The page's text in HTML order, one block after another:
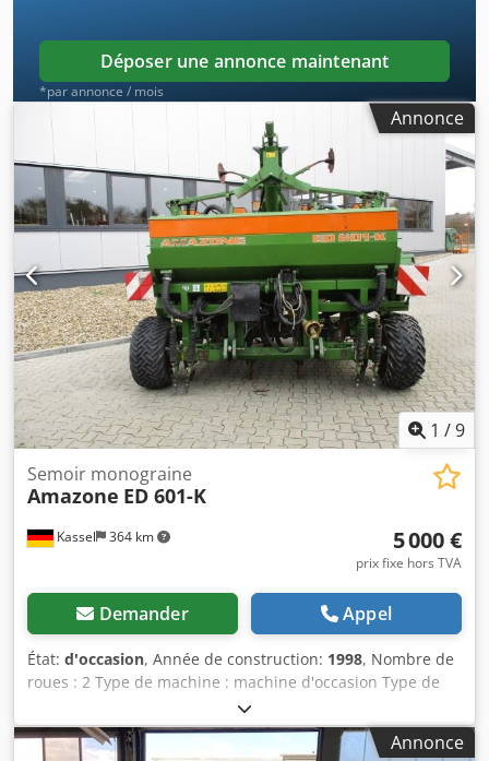
Déposer une annonce maintenant
*par annonce / mois
Annonce
1 /9
Kassel 364 km
Semoir monograine
Amazone ED 601-K
5 000 €
prix fixe hors TVA
Demander Appel
État: d'occasion, Année de construction: 1998, Nombre de
roues : 2 Type de machine : machine d'occasion Type de
châssis : porté Équipement d'engrais / vis d'engrais /
Cjdpsr Ncfqofx Aafjrf
Annonce